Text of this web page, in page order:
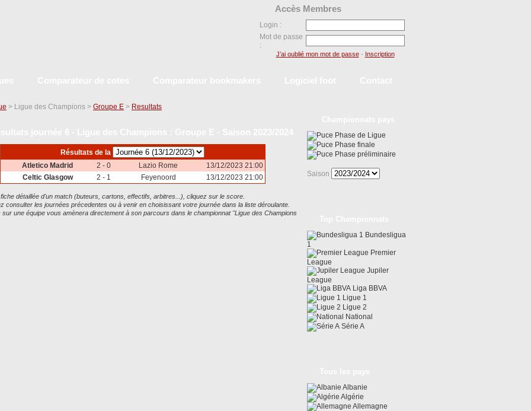
> Ligue des Champions > Groupe E > Resultats
Résultats de la
Atletico Madrid
2 - 0 Lazio Rome
13/12/2023 21:00
Celtic Glasgow
2 - 1 Feyenoord 13/12/2023 21:00
détaillée d'un match (buteurs, cartons, effectifs, arbitres...), cliquez sur le score.
consulter les journées précedentes ou à venir en choisissant votre journée dans la liste déroulante.
sur une équipe vous amènera directement à son parcours dans le championnat "Ligue des Champions
Phase de Ligue
Phase finale
Phase préliminaire
Saison
Bundesligua
1
Premier
League
Jupiler
League
Liga BBVA
Ligue 1
Ligue 2
National
Série A
Albanie
Algérie
Allemagne
Accès Membres
Login :
Mot de passe
:
J’ai oublié mon mot de passe- Inscription